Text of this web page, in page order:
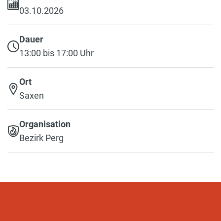
03.10.2026
Dauer
13:00 bis 17:00 Uhr
Ort
Saxen
Organisation
Bezirk Perg